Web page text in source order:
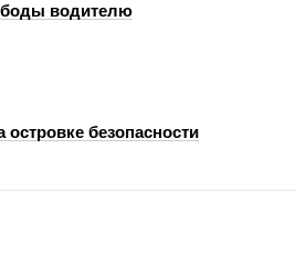
водителю
безопасности